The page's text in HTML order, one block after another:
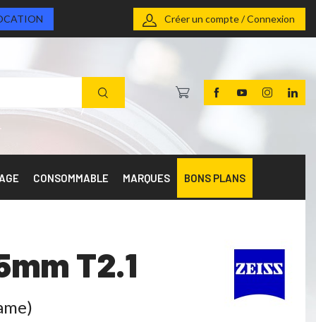
Créer un compte / Connexion
CONSOMMABLE MARQUES BONS PLANS
T2.1